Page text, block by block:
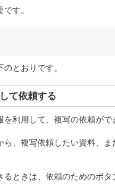
す。
とおりです。
て依頼する
利用して、複写の依頼がで
、複写依頼したい資料、
ときは、依頼のためのボタ